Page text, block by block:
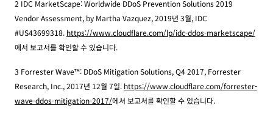
2 IDC MarketScape: Worldwide DDoS Prevention Solutions 2019
Vendor Assessment, by Martha Vazquez, 2019년 3월, IDC
#US43699318. https://www.cloudflare.com/lp/idc-ddos-marketscape/
에서 보고서를 확인할 수 있습니다.
3 Forrester Wave™: DDoS Mitigation Solutions, Q4 2017, Forrester
Research, Inc., 2017년 12월 7일. https://www.cloudflare.com/forrester-
wave-ddos-mitigation-2017/에서 보고서를 확인할 수 있습니다.